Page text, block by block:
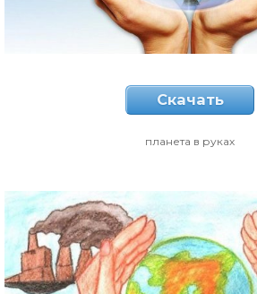
Скачать
планета в руках